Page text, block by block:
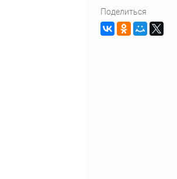
Поделиться